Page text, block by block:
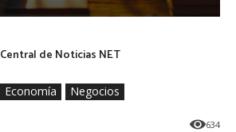
Central de Noticias NET
Economía Negocios
634